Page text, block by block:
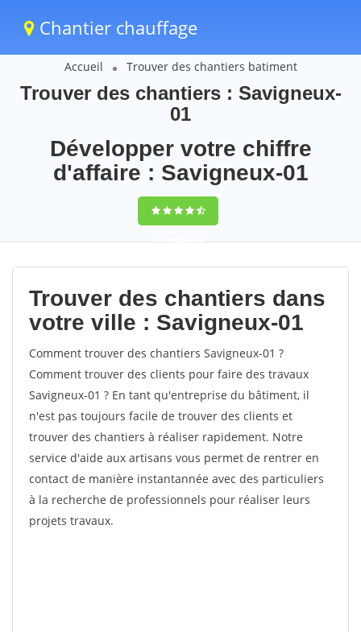
Chantier chauffage
Accueil Trouver des chantiers batiment
Trouver des chantiers : Savigneux-
01
Développer votre chiffre
d'affaire : Savigneux-01
9,5(100%)64
votes
Trouver des chantiers dans
votre ville : Savigneux-01
Comment trouver des chantiers Savigneux-01 ?
Comment trouver des clients pour faire des travaux
Savigneux-01 ? En tant qu'entreprise du bâtiment, il
n'est pas toujours facile de trouver des clients et
trouver des chantiers à réaliser rapidement. Notre
service d'aide aux artisans vous permet de rentrer en
contact de manière instantannée avec des particuliers
à la recherche de professionnels pour réaliser leurs
projets travaux.